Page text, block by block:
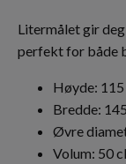
Litermålet gir
perfekt for både
Høyde: 115
Bredde:
Øvre
Volum: 50 cl